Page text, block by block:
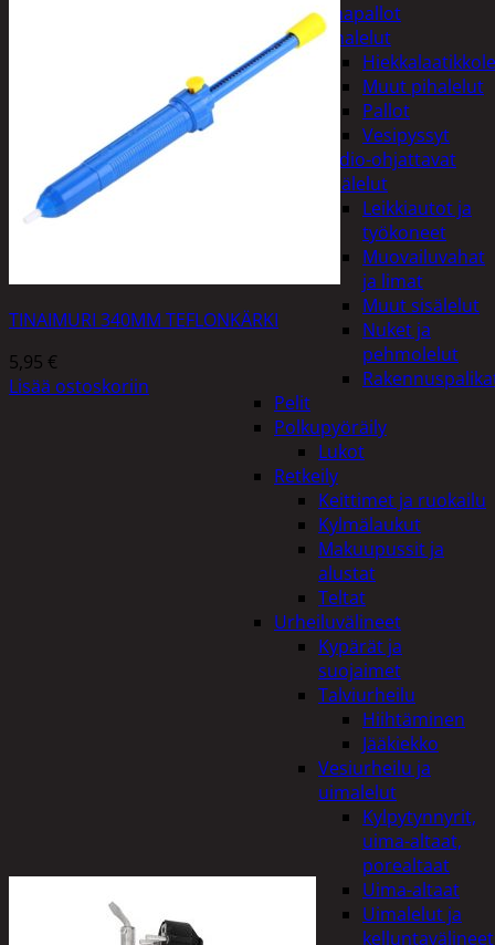
Ilmapallot
Pihalelut
Muut pihalelut
Pallot
Vesipyssyt
Radio-ohjattavat
Sisälelut
Leikkiautot ja
työkoneet
Muovailuvahat
ja limat
Muut sisälelut
Nuket ja
pehmolelut
Pelit
Polkupyöräily
Lukot
Retkeily
Keittimet ja ruokailu
Kylmälaukut
Makuupussit ja
alustat
Teltat
Urheiluvälineet
Kypärät ja
suojaimet
Talviurheilu
Hiihtäminen
Jääkiekko
Vesiurheilu ja
uimalelut
Kylpytynnyrit,
uima-altaat,
porealtaat
Uima-altaat
Uimalelut ja
kelluntavälineet
TINAIMURI 340MM TEFLONKÄRKI
5,95 €
Lisää ostoskoriin